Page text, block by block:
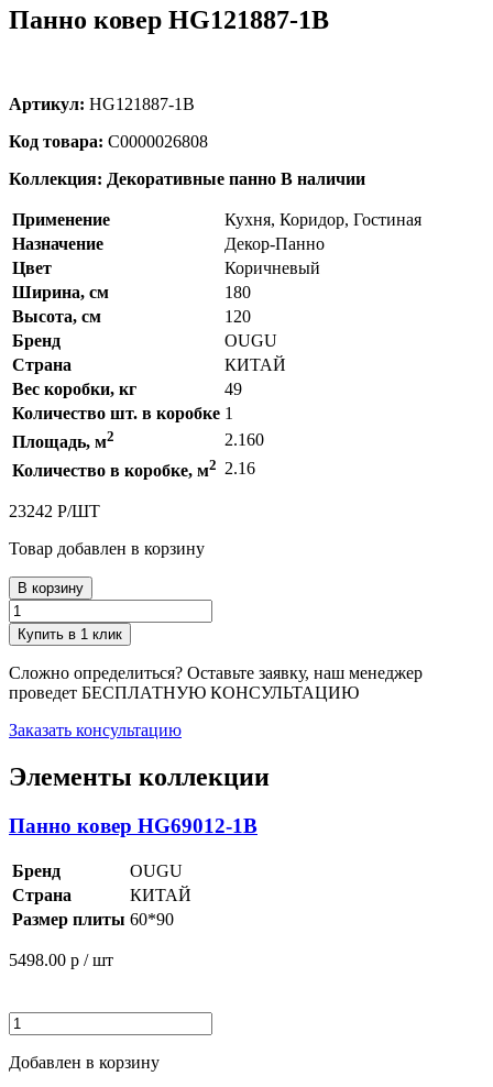
Панно ковер HG121887-1B
Артикул: HG121887-1B
Код товара: С0000026808
Коллекция: Декоративные панно В наличии
Применение
Кухня, Коридор, Гостиная
Назначение
Декор-Панно
Цвет
Коричневый
Ширина, см
180
Высота, см
120
Бренд
OUGU
Страна
КИТАЙ
Вес коробки, кг
49
Количество шт. в коробке 1
Площадь, м2
2.160
Количество в коробке, м2 2.16
23242 Р/ШТ
Товар добавлен в корзину
В корзину
Купить в 1 клик
Сложно определиться? Оставьте заявку, наш менеджер
проведет БЕСПЛАТНУЮ КОНСУЛЬТАЦИЮ
Заказать консультацию
Элементы коллекции
Панно ковер HG69012-1B
Бренд
OUGU
Страна
КИТАЙ
Размер плиты 60*90
5498.00 р / шт
Добавлен в корзину